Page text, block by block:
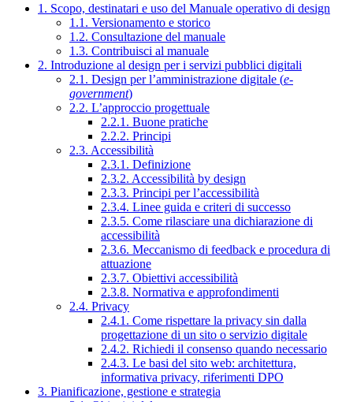
1. Scopo, destinatari e uso del Manuale operativo di design
1.1. Versionamento e storico
1.2. Consultazione del manuale
1.3. Contribuisci al manuale
2. Introduzione al design per i servizi pubblici digitali
2.1. Design per l’amministrazione digitale (e-
government)
2.2. L’approccio progettuale
2.2.1. Buone pratiche
2.2.2. Principi
2.3. Accessibilità
2.3.1. Definizione
2.3.2. Accessibilità by design
2.3.3. Principi per l’accessibilità
2.3.4. Linee guida e criteri di successo
2.3.5. Come rilasciare una dichiarazione di
accessibilità
2.3.6. Meccanismo di feedback e procedura di
attuazione
2.3.7. Obiettivi accessibilità
2.3.8. Normativa e approfondimenti
2.4. Privacy
2.4.1. Come rispettare la privacy sin dalla
progettazione di un sito o servizio digitale
2.4.2. Richiedi il consenso quando necessario
2.4.3. Le basi del sito web: architettura,
informativa privacy, riferimenti DPO
3. Pianificazione, gestione e strategia